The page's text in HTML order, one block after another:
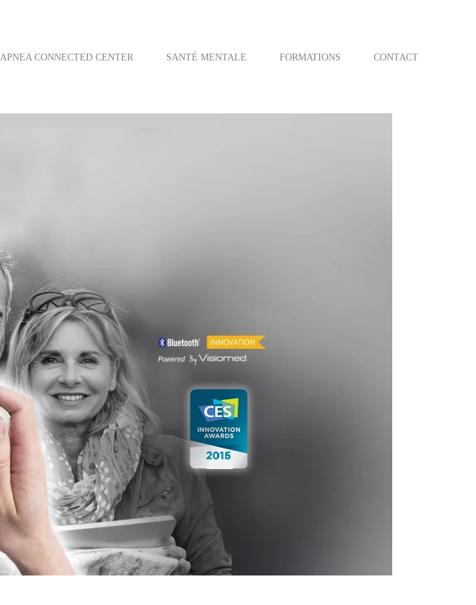
APNEA CONNECTED CENTER SANTÉ MENTALE FORMATIONS CONTACT